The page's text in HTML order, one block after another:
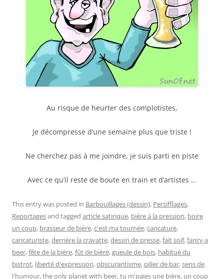
Au risque de heurter des complotistes,
Je décompresse d’une semaine plus que triste !
Ne cherchez pas à me joindre, je suis parti en piste
Avec ce qu’il reste de boute en train et d’artistes …
This entry was posted in Barbouillages (dessin), Persifflages,
Reportagesand tagged article satirique, bière à la pression, boire
un coup, brasseur de bière,c'est ma tournée,caricature,
caricaturiste,derrière la cravatte,dessin de presse,fait soif,fancy a
beer,fête de la bière,fût de bière,gueule de bois, habitué du
bistrot, liberté d'expression,obscurantisme, pilier de bar,sens de
l'humour,the only planet with beer,tu m'paies une bière, un coup